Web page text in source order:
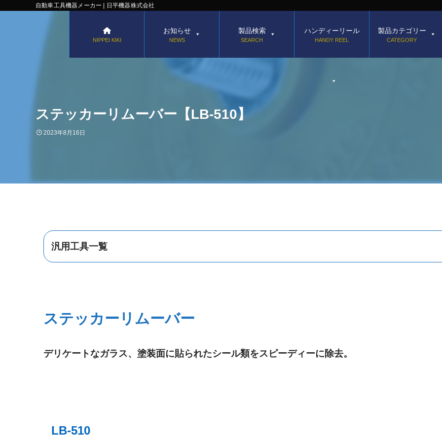
自動車工具機器メーカー | 日平機器株式会社
NIPPEI KIKI
お知らせ
NEWS
製品検索
SEARCH
ハンディーリール
HANDY REEL
製品カテゴリー
CATEGORY
ステッカーリムーバー【LB-510】
2023年8月16日
汎用工具一覧
ステッカーリムーバー
デリケートなガラス、塗装面に貼られたシール類をスピーディーに除去。
LB-510